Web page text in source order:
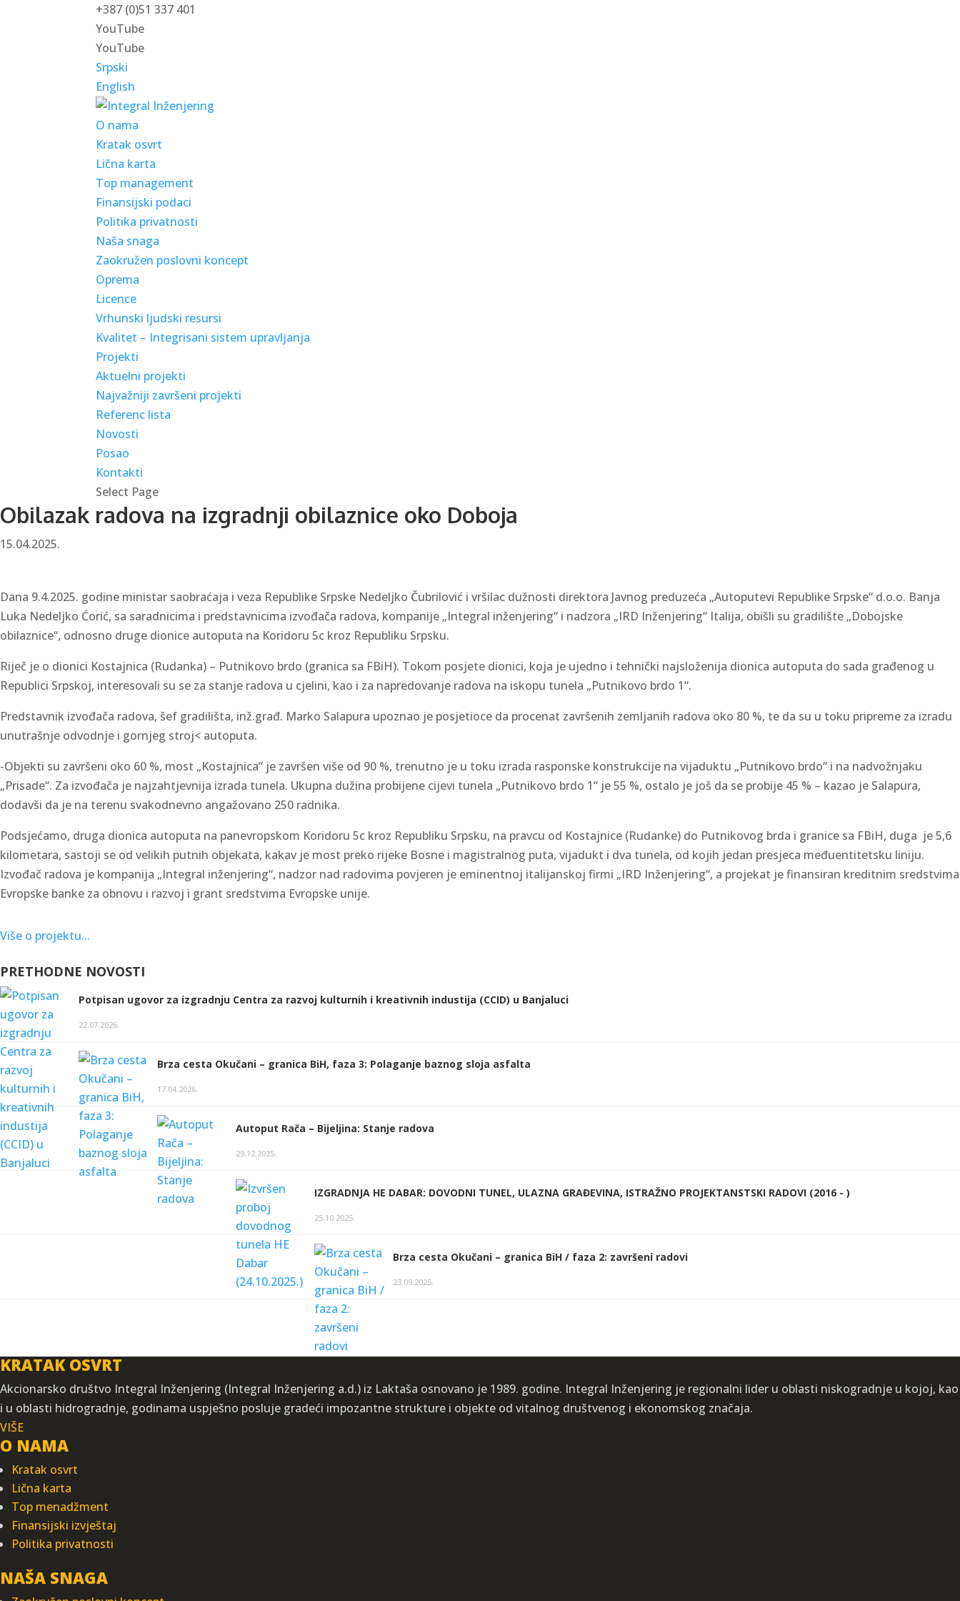
+387 (0)51 337 401
YouTube
YouTube
Srpski
English
O nama
Kratak osvrt
Lična karta
Top management
Finansijski podaci
Politika privatnosti
Naša snaga
Zaokružen poslovni koncept
Oprema
Licence
Vrhunski ljudski resursi
Kvalitet – Integrisani sistem upravljanja
Projekti
Aktuelni projekti
Najvažniji završeni projekti
Referenc lista
Novosti
Posao
Kontakti
Select Page
Obilazak radova na izgradnji obilaznice oko Doboja
15.04.2025.
Dana 9.4.2025. godine ministar saobraćaja i veza Republike Srpske Nedeljko Čubrilović i vršilac dužnosti direktora Javnog preduzeća „Autoputevi Republike Srpske“ d.o.o. Banja
Luka Nedeljko Ćorić, sa saradnicima i predstavnicima izvođača radova, kompanije „Integral inženjering“ i nadzora „IRD Inženjering“ Italija, obišli su gradilište „Dobojske
obilaznice“, odnosno druge dionice autoputa na Koridoru 5c kroz Republiku Srpsku.
Riječ je o dionici Kostajnica (Rudanka) – Putnikovo brdo (granica sa FBiH). Tokom posjete dionici, koja je ujedno i tehnički najsloženija dionica autoputa do sada građenog u
Republici Srpskoj, interesovali su se za stanje radova u cjelini, kao i za napredovanje radova na iskopu tunela „Putnikovo brdo 1“.
Predstavnik izvođača radova, šef gradilišta, inž.građ. Marko Salapura upoznao je posjetioce da procenat završenih zemljanih radova oko 80 %, te da su u toku pripreme za izradu
unutrašnje odvodnje i gornjeg stroj< autoputa.
-Objekti su završeni oko 60 %, most „Kostajnica“ je završen više od 90 %, trenutno je u toku izrada rasponske konstrukcije na vijaduktu „Putnikovo brdo“ i na nadvožnjaku
„Prisade“. Za izvođača je najzahtjevnija izrada tunela. Ukupna dužina probijene cijevi tunela „Putnikovo brdo 1“ je 55 %, ostalo je još da se probije 45 % – kazao je Salapura,
dodavši da je na terenu svakodnevno angažovano 250 radnika.
Podsjećamo, druga dionica autoputa na panevropskom Koridoru 5c kroz Republiku Srpsku, na pravcu od Kostajnice (Rudanke) do Putnikovog brda i granice sa FBiH, duga je 5,6
kilometara, sastoji se od velikih putnih objekata, kakav je most preko rijeke Bosne i magistralnog puta, vijadukt i dva tunela, od kojih jedan presjeca međuentitetsku liniju.
Izvođač radova je kompanija „Integral inženjering“, nadzor nad radovima povjeren je eminentnoj italijanskoj firmi „IRD Inženjering“, a projekat je finansiran kreditnim sredstvima
Evropske banke za obnovu i razvoj i grant sredstvima Evropske unije.
Više o projektu...
PRETHODNE NOVOSTI
Potpisan ugovor za izgradnju Centra za razvoj kulturnih i kreativnih industija (CCID) u Banjaluci
22.07.2026.
Brza cesta Okučani – granica BiH, faza 3: Polaganje baznog sloja asfalta
17.04.2026.
Autoput Rača – Bijeljina: Stanje radova
29.12.2025.
IZGRADNJA HE DABAR: DOVODNI TUNEL, ULAZNA GRAĐEVINA, ISTRAŽNO PROJEKTANSTSKI RADOVI (2016 - )
25.10.2025.
Brza cesta Okučani – granica BiH / faza 2: završeni radovi
23.09.2025.
KRATAK OSVRT
Akcionarsko društvo Integral Inženjering (Integral Inženjering a.d.) iz Laktaša osnovano je 1989. godine. Integral Inženjering je regionalni lider u oblasti niskogradnje u kojoj, kao
i u oblasti hidrogradnje, godinama uspješno posluje gradeći impozantne strukture i objekte od vitalnog društvenog i ekonomskog značaja.
VIŠE
O NAMA
Kratak osvrt
Lična karta
Top menadžment
Finansijski izvještaj
Politika privatnosti
NAŠA SNAGA